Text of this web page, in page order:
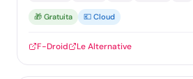
🎁 Gratuita 💶 Cloud
F-Droid Le Alternative